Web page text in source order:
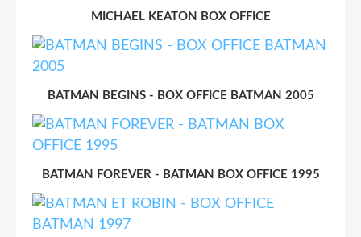
MICHAEL KEATON BOX OFFICE
BATMAN BEGINS - BOX OFFICE BATMAN 2005
BATMAN FOREVER - BATMAN BOX OFFICE 1995